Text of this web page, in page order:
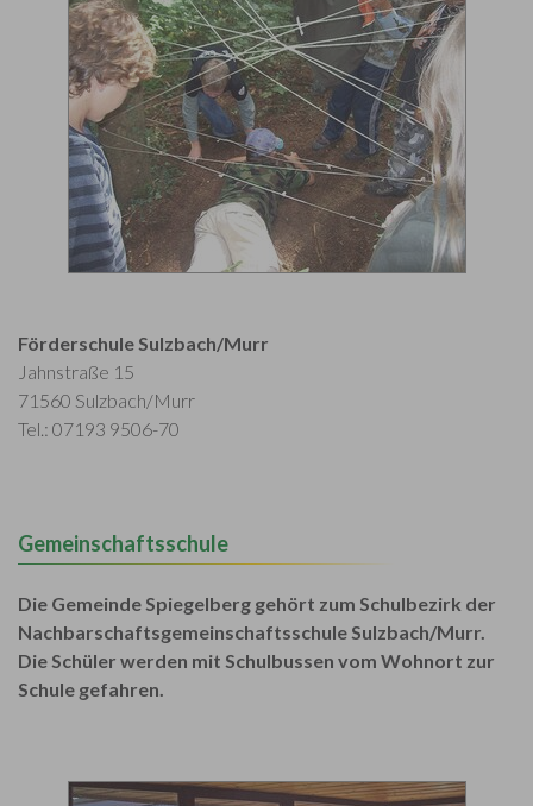
Förderschule Sulzbach/Murr
Jahnstraße 15
71560 Sulzbach/Murr
Tel.: 07193 9506-70
Gemeinschaftsschule
Die Gemeinde Spiegelberg gehört zum Schulbezirk der
Nachbarschaftsgemeinschaftsschule Sulzbach/Murr.
Die Schüler werden mit Schulbussen vom Wohnort zur
Schule gefahren.